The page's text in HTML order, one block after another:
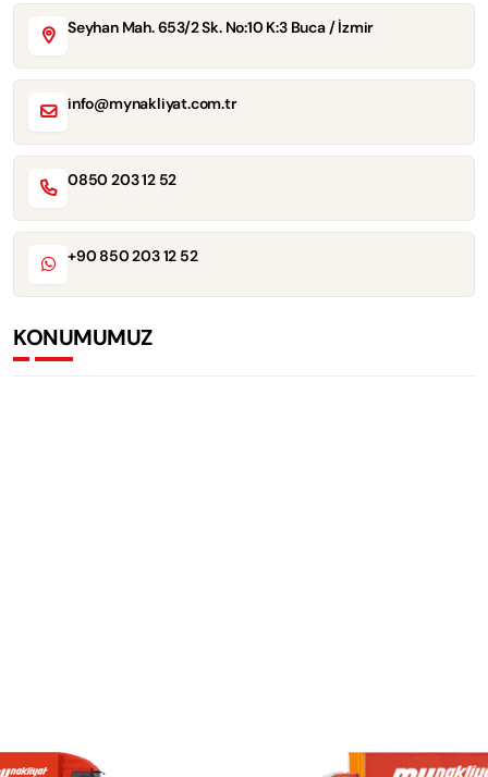
Seyhan Mah. 653/2 Sk. No:10 K:3 Buca / İzmir
info@mynakliyat.com.tr
0850 203 12 52
+90 850 203 12 52
KONUMUMUZ